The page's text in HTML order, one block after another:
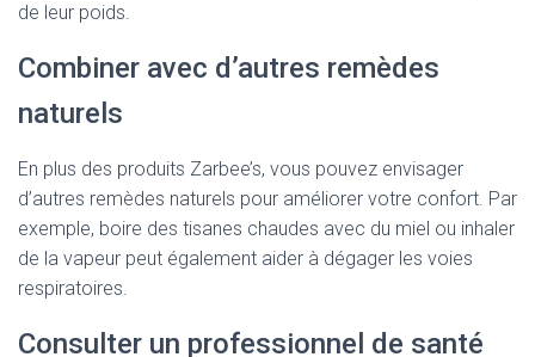
de leur poids.
Combiner avec d’autres remèdes
naturels
En plus des produits Zarbee’s, vous pouvez envisager
d’autres remèdes naturels pour améliorer votre confort. Par
exemple, boire des tisanes chaudes avec du miel ou inhaler
de la vapeur peut également aider à dégager les voies
respiratoires.
Consulter un professionnel de santé